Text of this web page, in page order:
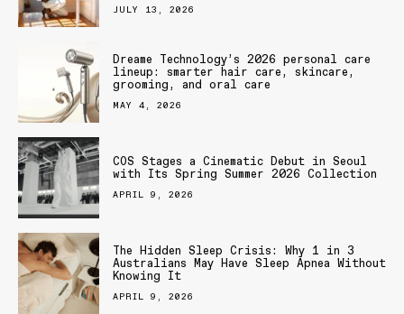
JULY 13, 2026
Dreame Technology’s 2026 personal care
lineup: smarter hair care, skincare,
grooming, and oral care
MAY 4, 2026
COS Stages a Cinematic Debut in Seoul
with Its Spring Summer 2026 Collection
APRIL 9, 2026
The Hidden Sleep Crisis: Why 1 in 3
Australians May Have Sleep Apnea Without
Knowing It
APRIL 9, 2026